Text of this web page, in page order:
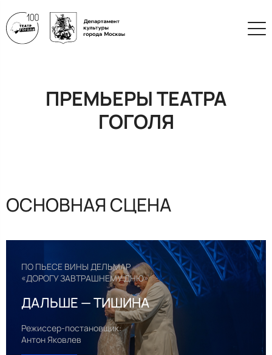
ПРЕМЬЕРЫ ТЕАТРА
ГОГОЛЯ
ОСНОВНАЯ СЦЕНА
ПО ПЬЕСЕ ВИНЫ ДЕЛЬМАР
«ДОРОГУ ЗАВТРАШНЕМУ ДНЮ»
ДАЛЬШЕ — ТИШИНА
Режиссер-постановщик:
Антон Яковлев